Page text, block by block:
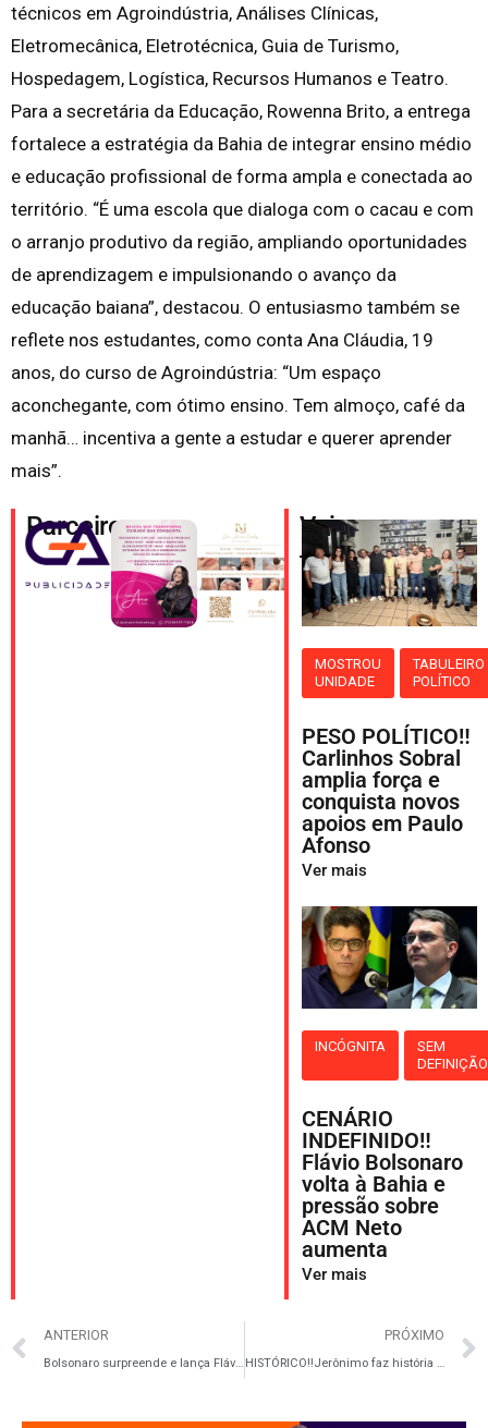
técnicos em Agroindústria, Análises Clínicas,
Eletromecânica, Eletrotécnica, Guia de Turismo,
Hospedagem, Logística, Recursos Humanos e Teatro.
Para a secretária da Educação, Rowenna Brito, a entrega
fortalece a estratégia da Bahia de integrar ensino médio
e educação profissional de forma ampla e conectada ao
território. “É uma escola que dialoga com o cacau e com
o arranjo produtivo da região, ampliando oportunidades
de aprendizagem e impulsionando o avanço da
educação baiana”, destacou. O entusiasmo também se
reflete nos estudantes, como conta Ana Cláudia, 19
anos, do curso de Agroindústria: “Um espaço
aconchegante, com ótimo ensino. Tem almoço, café da
manhã… incentiva a gente a estudar e querer aprender
mais”.
Parceiros
Veja
também
MOSTROU
UNIDADE
TABULEIRO
POLÍTICO
PESO POLÍTICO‼️
Carlinhos Sobral
amplia força e
conquista novos
apoios em Paulo
Afonso
Ver mais
INCÓGNITA
SEM
DEFINIÇÃO
CENÁRIO
INDEFINIDO‼️
Flávio Bolsonaro
volta à Bahia e
pressão sobre
ACM Neto
aumenta
Ver mais
ANTERIOR
Bolsonaro surpreende e lança Flávio como seu “herdeiro” na disputa presidencial de 2026
PRÓXIMO
HISTÓRICO‼️Jerônimo faz história ao se tornar o primeiro governador baiano com título Honoris Causa da Uesc